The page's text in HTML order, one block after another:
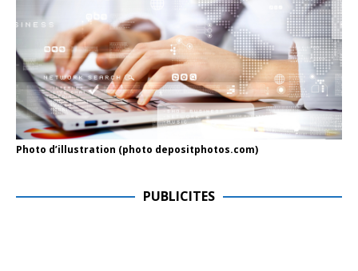
Photo d’illustration (photo depositphotos.com)
PUBLICITES